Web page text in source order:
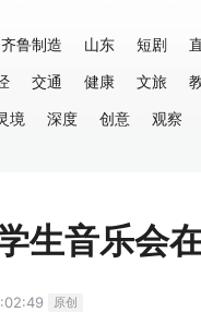
齐鲁制造 山东 短剧
交通 健康 文旅
境 深度 创意 观察
生音乐会
原创